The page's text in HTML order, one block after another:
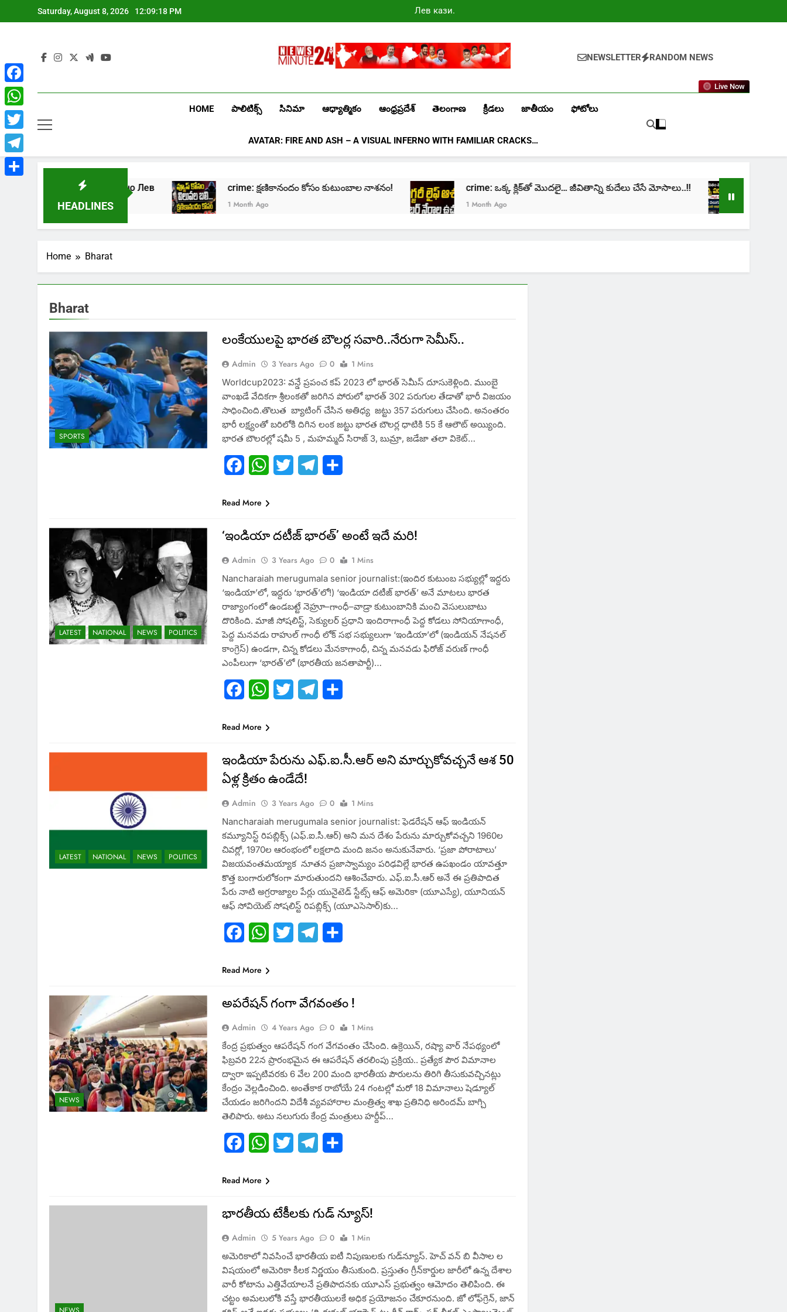
to
Saturday, August 8, 2026 12:09:19 PM
Лев казино
промокоды
Newsminute24
NEWSLETTER RANDOM NEWS
Live Now
HOME పాలిటిక్స్ సినిమా ఆధ్యాత్మికం ఆంధ్రప్రదేశ్ తెలంగాణ క్రీడలు జాతీయం ఫోటోలు
AVATAR: FIRE AND ASH – A VISUAL INFERNO WITH FAMILIAR CRACKS…
HEADLINES
в онлайн казино Лев crime: క్షణికానందం కోసం కుటుంబాల నాశనం!
1 Month Ago
crime: ఒక్క క్లిక్‌తో మొదలై… జీవితాన్ని కుదేలు చేసే మోసాలు..!!
1 Month Ago
Home Bharat
Bharat
SPORTS
లంకేయులపై భారత బౌలర్ల సవారి..నేరుగా సెమీస్..
Admin 3 Years Ago 0
1 Mins
Worldcup2023: వన్డే ప్రపంచ కప్ 2023 లో భారత్ సెమీస్ దూసుకెళ్లింది. ముంబై
వాంఖడే వేదికగా శ్రీలంకతో జరిగిన పోరులో భారత్ 302 పరుగుల తేడాతో భారీ విజయం
సాధించింది.తొలుత బ్యాటింగ్ చేసిన అతిధ్య జట్టు 357 పరుగులు చేసింది. అనంతరం
భారీ లక్ష్యంతో బరిలోకి దిగిన లంక జట్టు భారత బౌలర్ల ధాటికి 55 కే ఆలౌట్ అయ్యింది.
భారత బౌలరల్లో షమీ 5 , మహమ్మద్ సిరాజ్ 3, బుమ్రా, జడేజా తలా వికెట్…
FacebookWhatsApp
Twitter Telegram
Read More
LATEST NATIONAL NEWS POLITICS
‘ఇండియా దటీజ్‌ భారత్‌’ అంటే ఇదే మరి!
Admin 3 Years Ago 0
1 Mins
Nancharaiah merugumala senior journalist:(ఇందిర కుటుంబ సభ్యుల్లో ఇద్దరు
‘ఇండియా’లో, ఇద్దరు ‘భారత్‌’లో!) ‘ఇండియా దటీజ్‌ భారత్‌’ అనే మాటలు భారత
రాజ్యాంగంలో ఉండబట్టే నెహ్రూ–గాంధీ–వాడ్రా కుటుంబానికి మంచి వెసులుబాటు
దొరికింది. మాజీ సోషలిస్ట్, సెక్యులర్‌ ప్రధాని ఇందిరాగాంధీ పెద్ద కోడలు సోనియాగాంధీ,
పెద్ద మనవడు రాహుల్‌ గాంధీ లోక్‌ సభ సభ్యులుగా ‘ఇండియా’లో (ఇండియన్‌ నేషనల్‌
కాంగ్రెస్‌) ఉండగా, చిన్న కోడలు మేనకాగాంధీ, చిన్న మనవడు ఫిరోజ్‌ వరుణ్‌ గాంధీ
ఎంపీలుగా ‘భారత్‌’లో (భారతీయ జనతాపార్టీ)…
FacebookWhatsApp
Twitter Telegram
Read More
LATEST NATIONAL NEWS POLITICS
ఇండియా పేరును ఎఫ్‌.ఐ.సీ.ఆర్‌ అని మార్చుకోవచ్చనే ఆశ 50
ఏళ్ల క్రితం ఉండేదే!
Admin 3 Years Ago 0
1 Mins
Nancharaiah merugumala senior journalist: ఫెడరేషన్‌ ఆఫ్‌ ఇండియన్‌
కమ్యూనిస్ట్‌ రిపబ్లిక్స్‌ (ఎఫ్‌.ఐ.సీ.ఆర్‌) అని మన దేశం పేరును మార్చుకోవచ్చని 1960ల
చివర్లో, 1970ల ఆరంభంలో లక్షలాది మంది జనం అనుకునేవారు. ‘ప్రజా పోరాటాలు’
విజయవంతమయ్యాక నూతన ప్రజాస్వామ్యం పరిఢవిల్లే భారత ఉపఖండం యావత్తూ
కొత్త బంగారులోకంగా మారుతుందని ఆశించేవారు. ఎఫ్‌.ఐ.సీ.ఆర్‌ అనే ఈ ప్రతిపాదిత
పేరు నాటి అగ్రరాజ్యాల పేర్లు యునైటెడ్‌ స్టేట్స్‌ ఆఫ్‌ అమెరికా (యూఎస్యే), యూనియన్‌
ఆఫ్‌ సోవియెట్‌ సోషలిస్ట్‌ రిపబ్లిక్స్‌ (యూఎసెసార్‌)కు…
FacebookWhatsApp
Twitter Telegram
Read More
NEWS
అపరేషన్ గంగా వేగవంతం !
Admin 4 Years Ago 0
1 Mins
కేంద్ర ప్రభుత్వం ఆపరేషన్ గంగ వేగవంతం చేసింది. ఉక్రెయిన్, రష్యా వార్ నేపథ్యంలో
ఫిబ్రవరి 22న ప్రారంభమైన ఈ ఆపరేషన్ తరలింపు ప్రక్రియ.. ప్రత్యేక పౌర విమానాల
ద్వారా ఇప్పటివరకు 6 వేల 200 మంది భారతీయ పౌరులను తిరిగి తీసుకువచ్చినట్లు
కేంద్రం వెల్లడించింది. అంతేకాక రాబోయే 24 గంటల్లో మరో 18 విమానాలు షెడ్యూల్
చేయడం జరిగిందని విదేశీ వ్యవహారాల మంత్రిత్వ శాఖ ప్రతినిధి అరిందమ్ బాగ్చి
తెలిపారు. అటు నలుగురు కేంద్ర మంత్రులు హర్దీప్…
FacebookWhatsApp
Twitter Telegram
Read More
భారతీయ టేకీలకు గుడ్ న్యూస్!
Admin 5 Years Ago 0
1 Min
అమెరికాలో నివసించే భారతీయ ఐటీ నిపుణులకు గుడ్​న్యూస్. హెచ్ వన్ బి వీసాల ల
విషయంలో అమెరికా కీలక నిర్ణయం తీసుకుంది. ప్రస్తుతం గ్రీన్​కార్డుల జారీలో ఉన్న దేశాల
వారీ కోటాను ఎత్తివేయాలనే ప్రతిపాదనకు యూఎస్​ ప్రభుత్వం ఆమోదం తెలిపింది. ఈ
చట్టం అమలులోకి వస్తే భారతీయులకే అధిక ప్రయోజనం చేకూరనుంది. జో లోఫ్​గ్రెన్​, జాన్​
Facebook
WhatsApp
Twitter
Telegram